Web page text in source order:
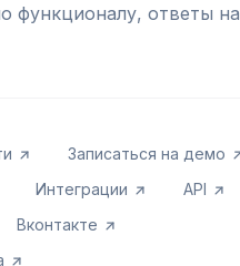
функционалу, ответы
Записаться на демо
Интеграции
API
Вконтакте